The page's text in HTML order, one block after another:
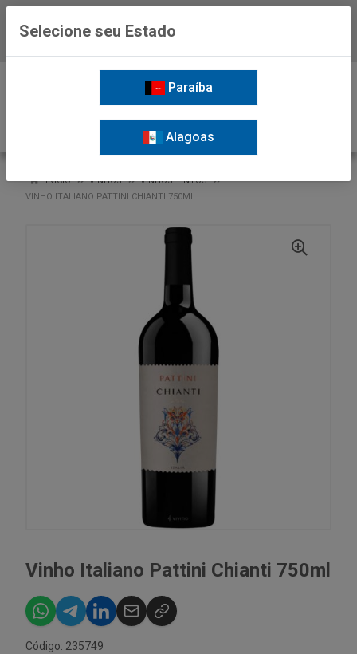
INÍCIO VINHOS
VINHOS TINTOS
VINHO ITALIANO PATTINI CHIANTI 750ML
Vinho Italiano Pattini Chianti 750ml
Código: 235749
Selecione seu Estado
Paraíba
Alagoas